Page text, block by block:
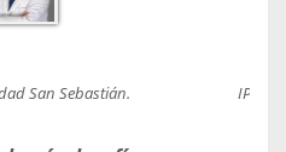
San Sebastián.